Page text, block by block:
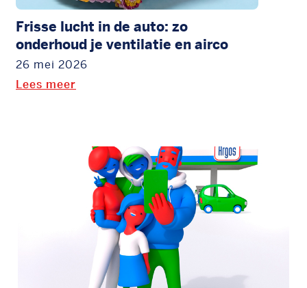
Frisse lucht in de auto: zo
onderhoud je ventilatie en airco
26 mei 2026
Lees meer